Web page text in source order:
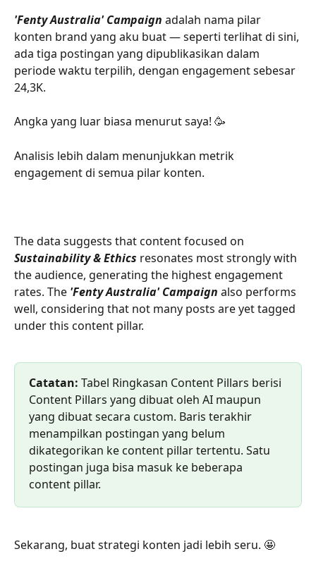
'Fenty Australia' Campaign adalah nama pilar
konten brand yang aku buat — seperti terlihat di sini,
ada tiga postingan yang dipublikasikan dalam
periode waktu terpilih, dengan engagement sebesar
24,3K.
Angka yang luar biasa menurut saya! 🥳
Analisis lebih dalam menunjukkan metrik
engagement di semua pilar konten.
The data suggests that content focused on
Sustainability & Ethics resonates most strongly with
the audience, generating the highest engagement
rates. The 'Fenty Australia' Campaign also performs
well, considering that not many posts are yet tagged
under this content pillar.
Catatan: Tabel Ringkasan Content Pillars berisi
Content Pillars yang dibuat oleh AI maupun
yang dibuat secara custom. Baris terakhir
menampilkan postingan yang belum
dikategorikan ke content pillar tertentu. Satu
postingan juga bisa masuk ke beberapa
content pillar.
Sekarang, buat strategi konten jadi lebih seru. 🤩